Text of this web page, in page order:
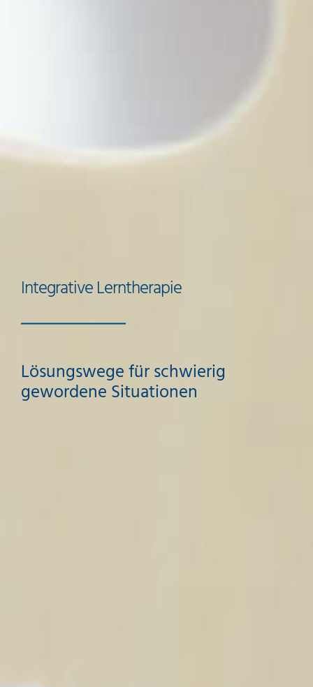
Integrative Lerntherapie
Lösungswege für schwierig
gewordene Situationen